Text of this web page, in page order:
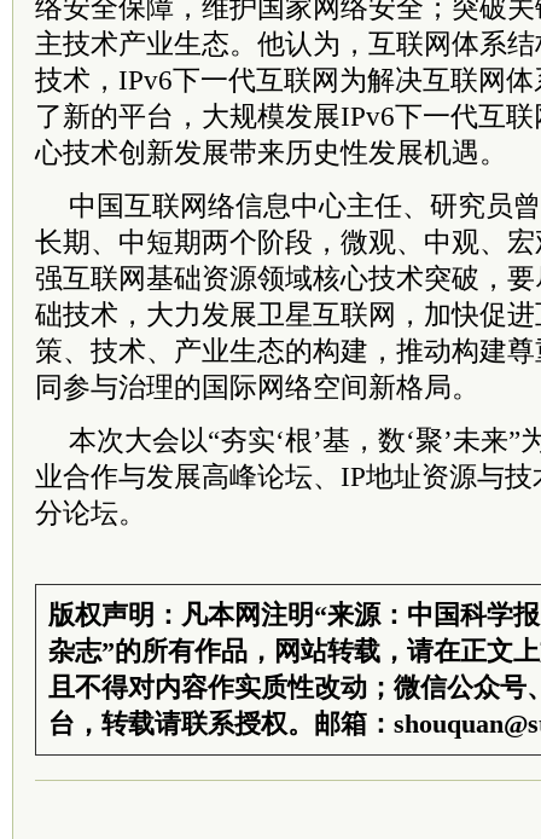
络安全保障，维护国家网络安全；突破
主技术产业生态。他认为，互联网体系
技术，IPv6下一代互联网为解决互联网
了新的平台，大规模发展IPv6下一代互
心技术创新发展带来历史性发展机遇。
中国互联网络信息中心主任、研究员
长期、中短期两个阶段，微观、中观、
强互联网基础资源领域核心技术突破，
础技术，大力发展卫星互联网，加快促
策、技术、产业生态的构建，推动构建
同参与治理的国际网络空间新格局。
本次大会以“夯实‘根’基，数‘聚’未来
业合作与发展高峰论坛、IP地址资源与
分论坛。
版权声明：凡本网注明“来源：中国科学
杂志”的所有作品，网站转载，请在正文
且不得对内容作实质性改动；微信公众号
台，转载请联系授权。邮箱：